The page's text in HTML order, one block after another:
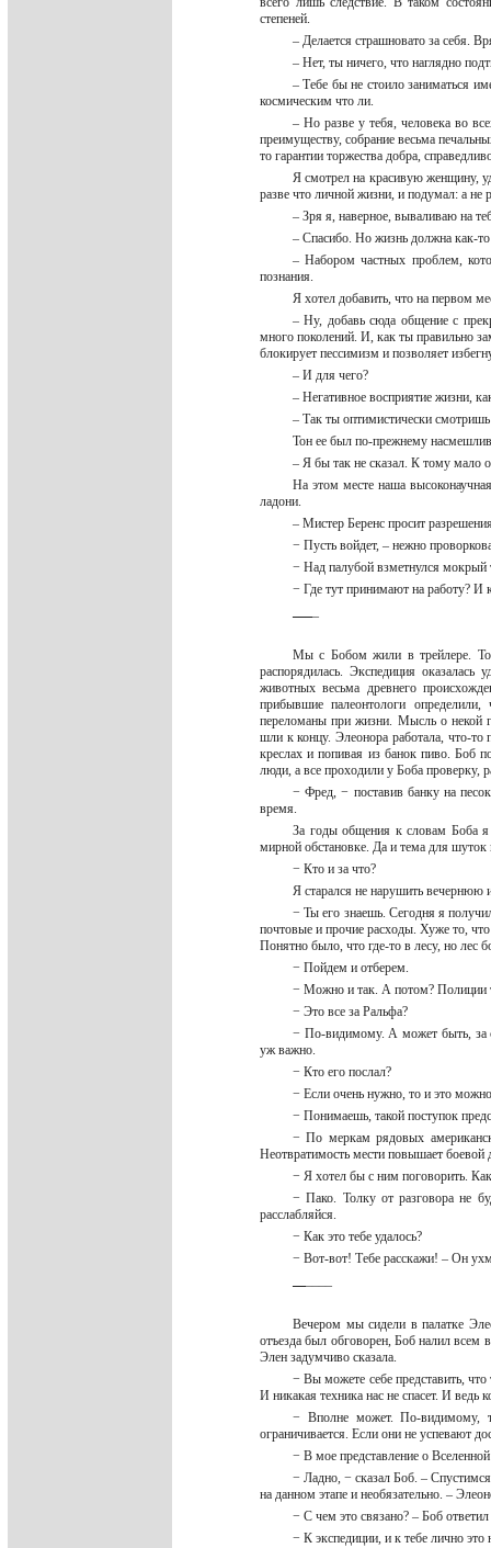
степеней.
– Делается страшновато за себя.
– Нет, ты ничего, что наглядно
– Тебе бы не стоило заниматься
космическим что ли.
– Но разве у тебя, человека во
преимуществу, собрание весьма
то гарантии торжества добра,
Я смотрел на красивую женщину,
разве что личной жизни, и подумал: а не
– Зря я, наверное, вываливаю на
– Спасибо. Но жизнь должна как-
– Набором частных проблем,
познания.
Я хотел добавить, что на первом
– Ну, добавь сюда общение с
много поколений. И, как ты правильно
блокирует пессимизм и позволяет
– И для чего?
– Негативное восприятие жизни,
– Так ты оптимистически
Тон ее был по-прежнему
– Я бы так не сказал. К тому мало
На этом месте наша
ладони.
– Мистер Беренс просит
− Пусть войдет, – нежно
− Над палубой взметнулся мокрый
− Где тут принимают на работу? И
Мы с Бобом жили в трейлере.
распорядилась. Экспедиция
животных весьма древнего
прибывшие палеонтологи
переломаны при жизни. Мысль о некой
шли к концу. Элеонора работала, что-то
креслах и попивая из банок пиво. Боб
люди, а все проходили у Боба проверку,
− Фред, − поставив банку на
время.
За годы общения к словам Боба я
мирной обстановке. Да и тема для
− Кто и за что?
Я старался не нарушить вечернюю
− Ты его знаешь. Сегодня я
почтовые и прочие расходы. Хуже то,
Понятно было, что где-то в лесу, но
− Пойдем и отберем.
− Можно и так. А потом? Полиции
− Это все за Ральфа?
− По-видимому. А может быть, за
уж важно.
− Кто его послал?
− Если очень нужно, то и это
− Понимаешь, такой поступок
− По меркам рядовых
Неотвратимость мести повышает
− Я хотел бы с ним поговорить.
− Пако. Толку от разговора не
расслабляйся.
− Как это тебе удалось?
− Вот-вот! Тебе расскажи! – Он
Вечером мы сидели в палатке
отъезда был обговорен, Боб налил всем
Элен задумчиво сказала.
− Вы можете себе представить,
И никакая техника нас не спасет. И ведь
− Вполне может. По-видимому,
ограничивается. Если они не успевают
− В мое представление о
− Ладно, − сказал Боб. –
на данном этапе и необязательно. –
− С чем это связано? – Боб
− К экспедиции, и к тебе лично